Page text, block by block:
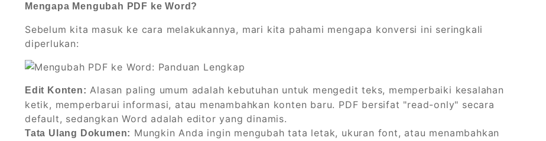
Mengapa Mengubah PDF ke Word?
Sebelum kita masuk ke cara melakukannya, mari kita pahami mengapa konversi ini seringkali
diperlukan:
Edit Konten: Alasan paling umum adalah kebutuhan untuk mengedit teks, memperbaiki kesalahan
ketik, memperbarui informasi, atau menambahkan konten baru. PDF bersifat "read-only" secara
default, sedangkan Word adalah editor yang dinamis.
Tata Ulang Dokumen: Mungkin Anda ingin mengubah tata letak, ukuran font, atau menambahkan